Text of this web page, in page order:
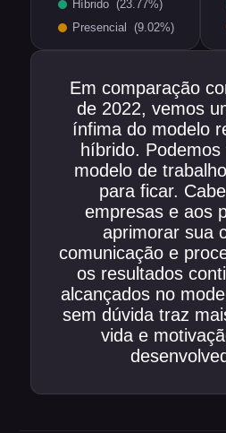
Em comparação
de 2022, vemos
ínfima do modelo
híbrido.
modelo de
para ficar.
empresas e aos
aprimorar sua
comunicação e
os resultados
alcançados no
sem dúvida traz
vida e